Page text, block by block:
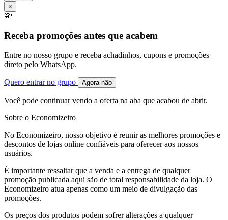
×
💸
Receba promoções antes que acabem
Entre no nosso grupo e receba achadinhos, cupons e promoções
direto pelo WhatsApp.
Quero entrar no grupo Agora não
Você pode continuar vendo a oferta na aba que acabou de abrir.
Sobre o Economizeiro
No Economizeiro, nosso objetivo é reunir as melhores promoções e
descontos de lojas online confiáveis para oferecer aos nossos
usuários.
É importante ressaltar que a venda e a entrega de qualquer
promoção publicada aqui são de total responsabilidade da loja. O
Economizeiro atua apenas como um meio de divulgação das
promoções.
Os preços dos produtos podem sofrer alterações a qualquer